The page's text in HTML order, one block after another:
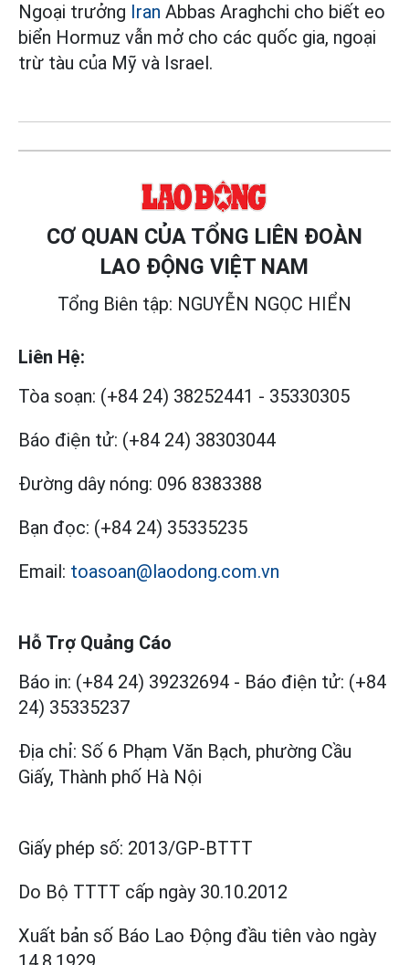
Ngoại trưởng Iran Abbas Araghchi cho biết eo
biển Hormuz vẫn mở cho các quốc gia, ngoại
trừ tàu của Mỹ và Israel.
CƠ QUAN CỦA TỔNG LIÊN ĐOÀN
LAO ĐỘNG VIỆT NAM
Tổng Biên tập: NGUYỄN NGỌC HIỂN
Liên Hệ:
Tòa soạn: (+84 24) 38252441 - 35330305
Báo điện tử: (+84 24) 38303044
Đường dây nóng: 096 8383388
Bạn đọc: (+84 24) 35335235
Email: toasoan@laodong.com.vn
Hỗ Trợ Quảng Cáo
Báo in: (+84 24) 39232694 - Báo điện tử: (+84
24) 35335237
Địa chỉ: Số 6 Phạm Văn Bạch, phường Cầu
Giấy, Thành phố Hà Nội
Giấy phép số: 2013/GP-BTTT
Do Bộ TTTT cấp ngày 30.10.2012
Xuất bản số Báo Lao Động đầu tiên vào ngày